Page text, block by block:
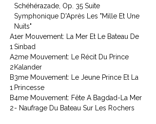
Schéhérazade, Op. 35 Suite
Symphonique D'Après Les "Mille Et Une
Nuits"
A
1
1er Mouvement: La Mer Et Le Bateau De
Sinbad
A
2
2me Mouvement: Le Récit Du Prince
Kalander
B
1
3me Mouvement: Le Jeune Prince Et La
Princesse
B
2
4me Mouvement: Fête A Bagdad-La Mer
- Naufrage Du Bateau Sur Les Rochers